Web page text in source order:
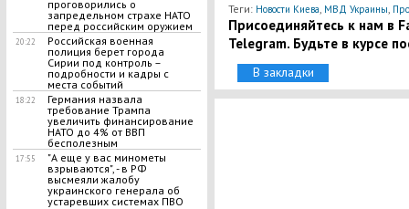
проговорились о
запредельном страхе НАТО
перед российским оружием
20:22
Российская военная
полиция берет города
Сирии под контроль –
подробности и кадры с
места событий
18:22
Германия назвала
требование Трампа
увеличить финансирование
НАТО до 4% от ВВП
бесполезным
17:55
"А еще у вас минометы
взрываются", - в РФ
высмеяли жалобу
украинского генерала об
устаревших системах ПВО
Теги: Новости Киева, МВД Украины,
Присоединяйтесь к нам в
Telegram. Будьте в курсе
В закладки